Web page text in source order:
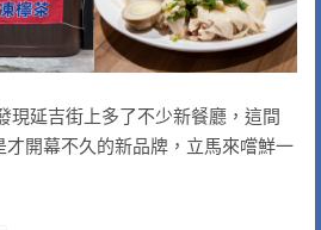
現延吉街上多了不少新餐廳，這間
才開幕不久的新品牌，立馬來嚐鮮一